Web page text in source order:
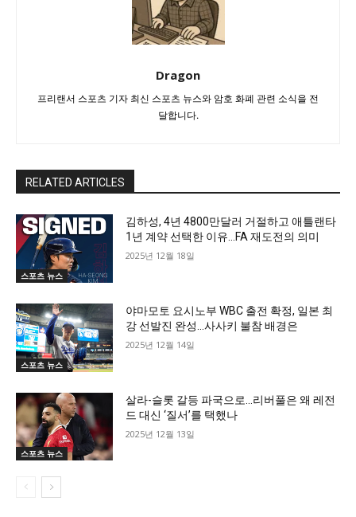
Dragon
프리랜서 스포츠 기자 최신 스포츠 뉴스와 암호 화폐 관련 소식을 전
달합니다.
RELATED ARTICLES
스포츠 뉴스
김하성, 4년 4800만달러 거절하고 애틀랜타
1년 계약 선택한 이유…FA 재도전의 의미
2025년 12월 18일
스포츠 뉴스
야마모토 요시노부 WBC 출전 확정, 일본 최
강 선발진 완성…사사키 불참 배경은
2025년 12월 14일
스포츠 뉴스
살라-슬롯 갈등 파국으로…리버풀은 왜 레전
드 대신 ‘질서’를 택했나
2025년 12월 13일